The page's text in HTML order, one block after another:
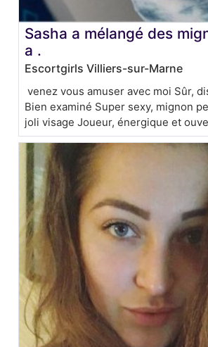
Sasha a mélangé des
a .
Escortgirls Villiers-sur-Marne
venez vous amuser avec moi Sûr,
Bien examiné Super sexy, mignon
joli visage Joueur, énergique et